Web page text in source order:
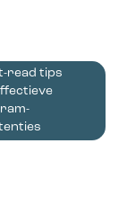
read tips